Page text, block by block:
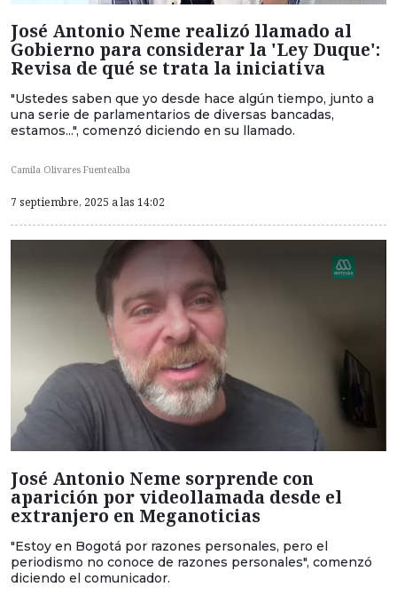
José Antonio Neme realizó llamado al
Gobierno para considerar la 'Ley Duque':
Revisa de qué se trata la iniciativa
"Ustedes saben que yo desde hace algún tiempo, junto a
una serie de parlamentarios de diversas bancadas,
estamos...", comenzó diciendo en su llamado.
Camila Olivares Fuentealba
7 septiembre, 2025 a las 14:02
José Antonio Neme sorprende con
aparición por videollamada desde el
extranjero en Meganoticias
"Estoy en Bogotá por razones personales, pero el
periodismo no conoce de razones personales", comenzó
diciendo el comunicador.